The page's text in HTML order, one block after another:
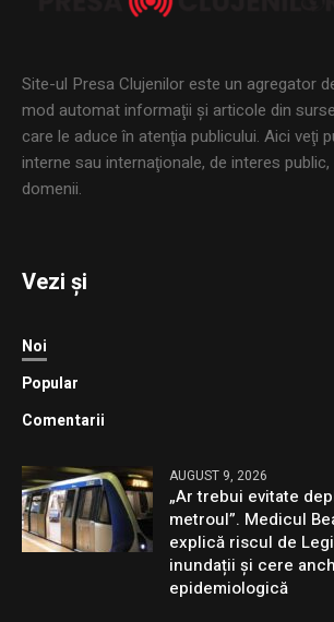
Site-ul Presa Clujenilor este un agregator
mod automat informaţii şi articole din
care le aduce în atenţia publicului. Aici veţi
interne sau internaţionale, de interes
domenii.
Vezi și
Noi
Popular
Comentarii
AUGUST 9, 2026
„Ar trebui evitate
metroul”. Medicul
explică riscul de
inundații și cere
epidemiologică